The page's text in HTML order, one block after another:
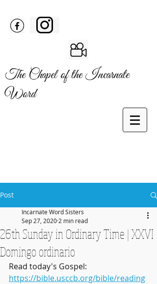
The Chapel of the Incarnate
Word
Post
26th Sunday in Ordinary Time | XXVI
Domingo ordinario
Incarnate Word Sisters
Sep 27, 2020 2 min read
Read today's Gospel:
https://bible.usccb.org/bible/reading